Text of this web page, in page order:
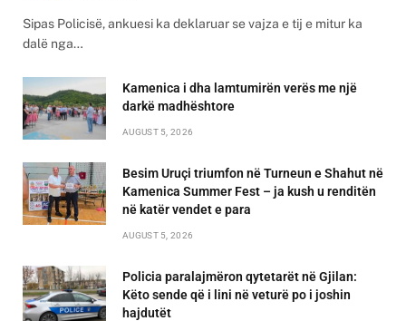
Sipas Policisë, ankuesi ka deklaruar se vajza e tij e mitur ka
dalë nga…
Kamenica i dha lamtumirën verës me një
darkë madhështore
AUGUST 5, 2026
Besim Uruçi triumfon në Turneun e Shahut në
Kamenica Summer Fest – ja kush u renditën
në katër vendet e para
AUGUST 5, 2026
Policia paralajmëron qytetarët në Gjilan:
Këto sende që i lini në veturë po i joshin
hajdutët